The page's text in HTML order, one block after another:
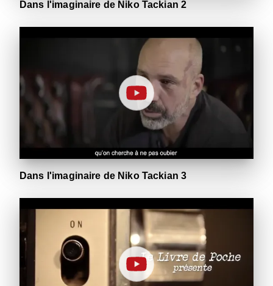
Dans l'imaginaire de Niko Tackian 2
Dans l'imaginaire de Niko Tackian 3